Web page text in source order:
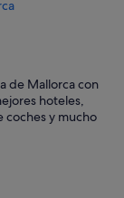
de Mallorca con
hoteles,
coches y mucho